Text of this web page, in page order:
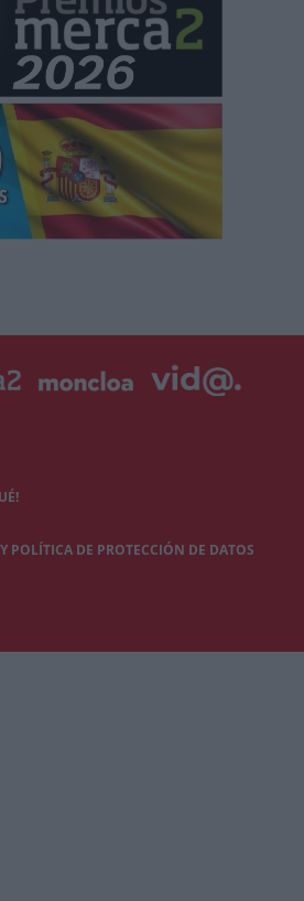
POLÍTICA DE PROTECCIÓN DE DATOS